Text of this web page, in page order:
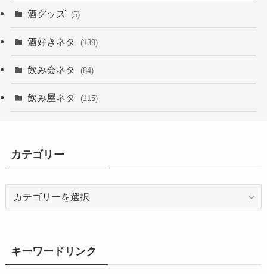
酒グッズ (5)
酒好きネタ (139)
飲み会ネタ (84)
飲み屋ネタ (115)
カテゴリー
ーキーワードリンク